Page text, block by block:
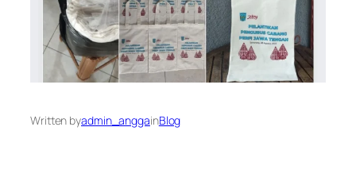
Written byadmin_anggainBlog